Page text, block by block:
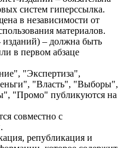
систем гиперссылка.
в независимости от
материалов.
изданий) – должна быть
в первом абзаце
"Экспертиза",
"Власть", "Выборы",
"Промо" публикуются на
совместно с
републикация и